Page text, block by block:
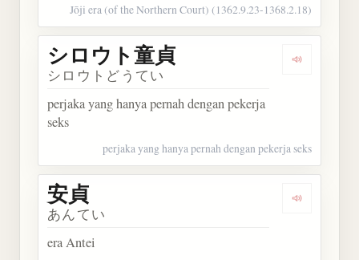
Jōji era (of the Northern Court) (1362.9.23-1368.2.18)
Dengarkan
シロウト童貞
シロウトどうてい
perjaka yang hanya pernah dengan pekerja
seks
perjaka yang hanya pernah dengan pekerja seks
Dengarkan
安貞
あんてい
era Antei